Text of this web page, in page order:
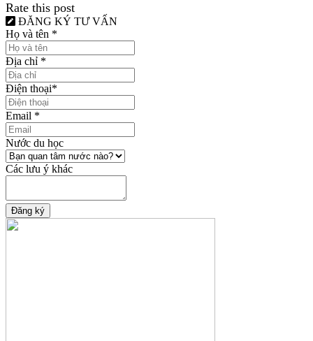
Rate this post
ĐĂNG KÝ TƯ VẤN
Họ và tên *
Địa chỉ *
Điện thoại*
Email *
Nước du học
Các lưu ý khác